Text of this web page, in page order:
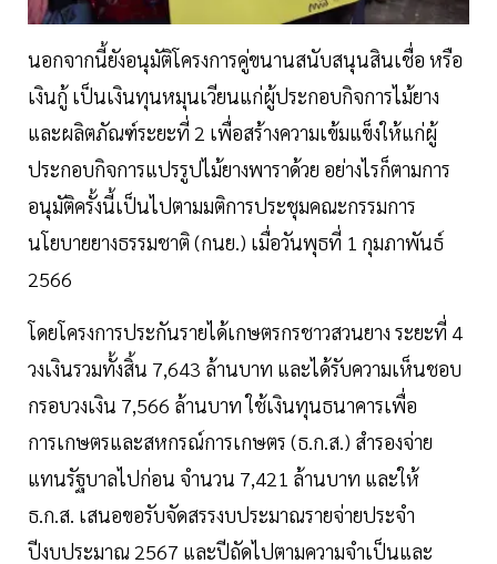
นอกจากนี้ยังอนุมัติโครงการคู่ขนานสนับสนุนสินเชื่อ หรือ
เงินกู้ เป็นเงินทุนหมุนเวียนแก่ผู้ประกอบกิจการไม้ยาง
และผลิตภัณฑ์ระยะที่ 2 เพื่อสร้างความเข้มแข็งให้แก่ผู้
ประกอบกิจการแปรรูปไม้ยางพาราด้วย อย่างไรก็ตามการ
อนุมัติครั้งนี้เป็นไปตามมติการประชุมคณะกรรมการ
นโยบายยางธรรมชาติ (กนย.) เมื่อวันพุธที่ 1 กุมภาพันธ์
2566
โดยโครงการประกันรายได้เกษตรกรชาวสวนยาง ระยะที่ 4
วงเงินรวมทั้งสิ้น 7,643 ล้านบาท และได้รับความเห็นชอบ
กรอบวงเงิน 7,566 ล้านบาท ใช้เงินทุนธนาคารเพื่อ
การเกษตรและสหกรณ์การเกษตร (ธ.ก.ส.) สำรองจ่าย
แทนรัฐบาลไปก่อน จำนวน 7,421 ล้านบาท และให้
ธ.ก.ส. เสนอขอรับจัดสรรงบประมาณรายจ่ายประจำ
ปีงบประมาณ 2567 และปีถัดไปตามความจำเป็นและ